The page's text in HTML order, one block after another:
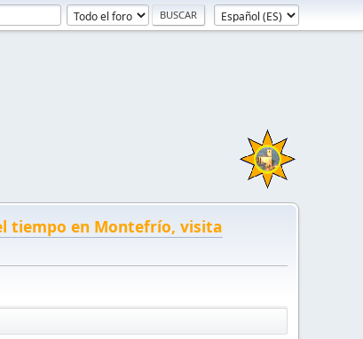
tiempo en Montefrío, visita